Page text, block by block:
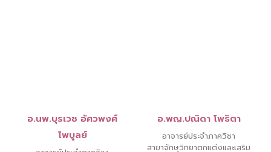
อ.นพ.บุรเวช อัศวพงศ์
ไพบูลย์
อ.พญ.ปณิดา โพธิตา
อาจารย์ประจำภาควิชา
สาขาจักษุวิทยาตกแต่งและเสริม